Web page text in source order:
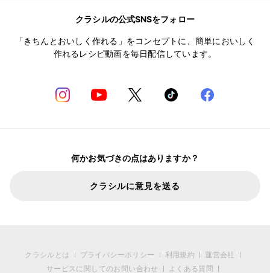
クラシルの公式SNSをフォロー
「きちんとおいしく作れる」をコンセプトに、簡単においしく
作れるレシピ動画を毎日配信しています。
何かお気づきの点はありますか？
クラシルに意見を送る
クラシルとは プライバシーポリシー 利用規約
運営会社
サービスに関してのお問い合わせ
よくある質問